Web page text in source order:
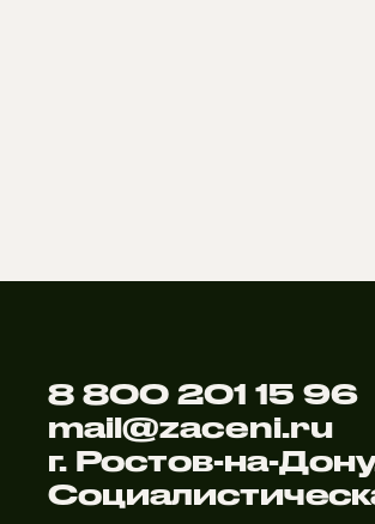
8 800 201 15 96
mail@zaceni.ru
г. Ростов-на-